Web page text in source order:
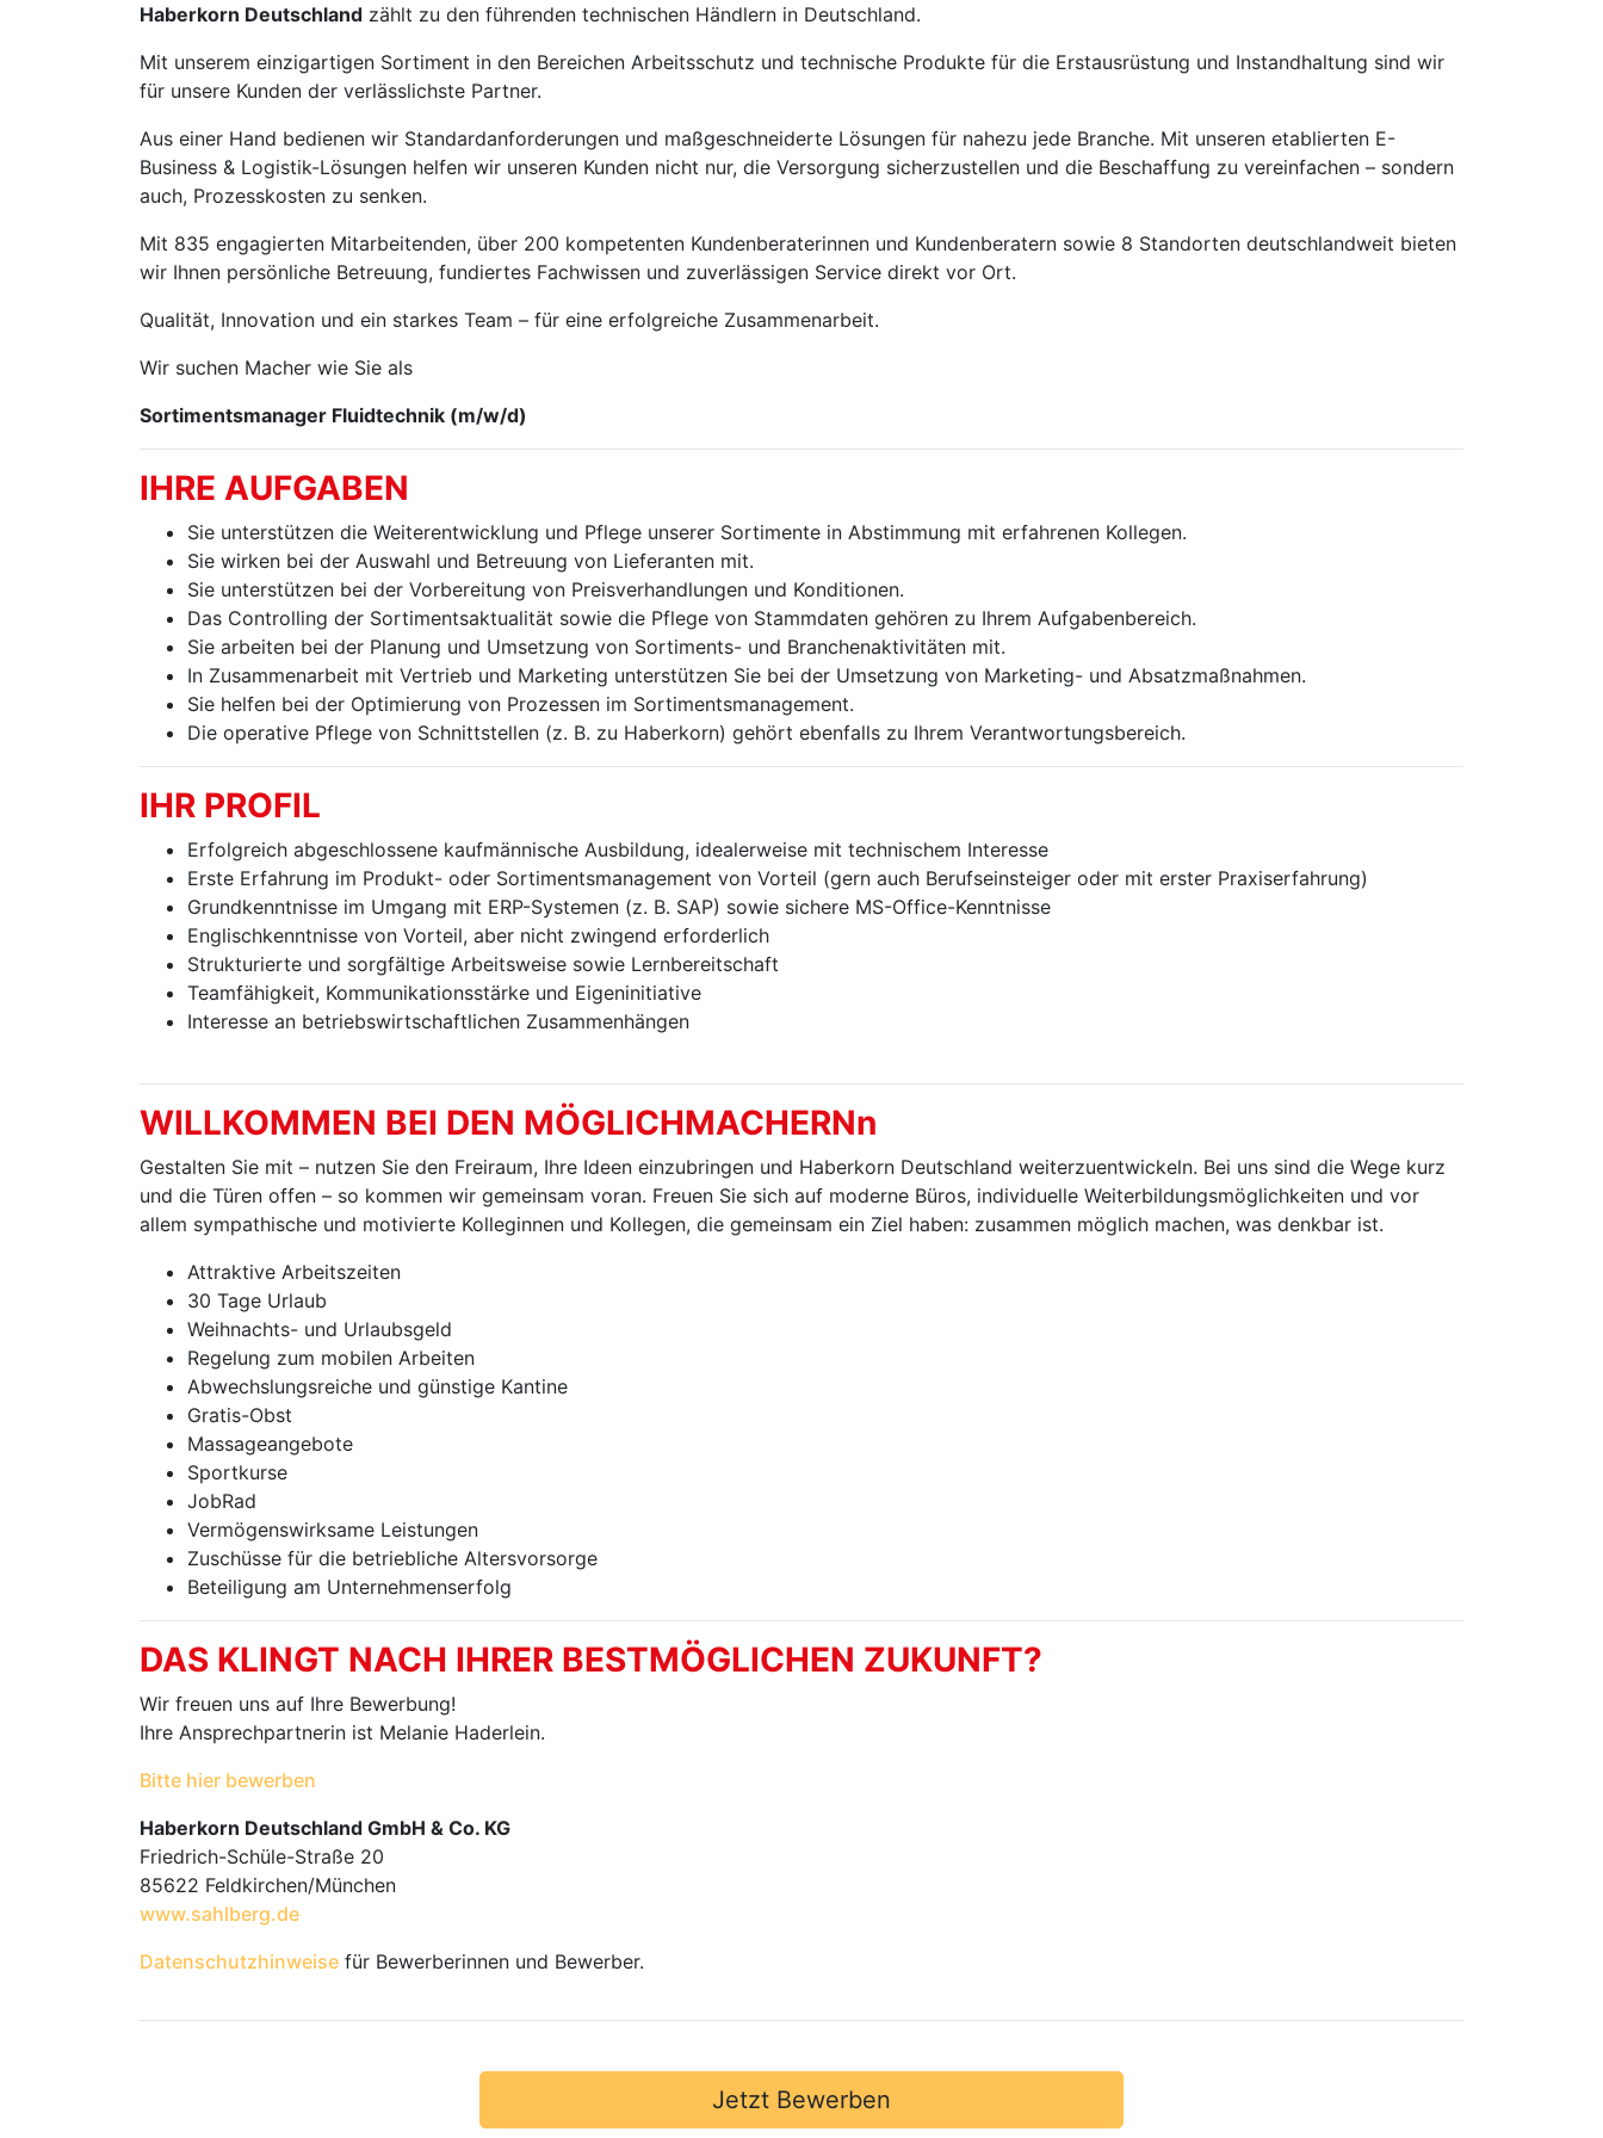
Haberkorn Deutschland zählt zu den führenden technischen Händlern in Deutschland.
Mit unserem einzigartigen Sortiment in den Bereichen Arbeitsschutz und technische Produkte für die Erstausrüstung und Instandhaltung sind wir
für unsere Kunden der verlässlichste Partner.
Aus einer Hand bedienen wir Standardanforderungen und maßgeschneiderte Lösungen für nahezu jede Branche. Mit unseren etablierten E-
Business & Logistik-Lösungen helfen wir unseren Kunden nicht nur, die Versorgung sicherzustellen und die Beschaffung zu vereinfachen – sondern
auch, Prozesskosten zu senken.
Mit 835 engagierten Mitarbeitenden, über 200 kompetenten Kundenberaterinnen und Kundenberatern sowie 8 Standorten deutschlandweit bieten
wir Ihnen persönliche Betreuung, fundiertes Fachwissen und zuverlässigen Service direkt vor Ort.
Qualität, Innovation und ein starkes Team – für eine erfolgreiche Zusammenarbeit.
Wir suchen Macher wie Sie als
Sortimentsmanager Fluidtechnik (m/w/d)
IHRE AUFGABEN
Sie unterstützen die Weiterentwicklung und Pflege unserer Sortimente in Abstimmung mit erfahrenen Kollegen.
Sie wirken bei der Auswahl und Betreuung von Lieferanten mit.
Sie unterstützen bei der Vorbereitung von Preisverhandlungen und Konditionen.
Das Controlling der Sortimentsaktualität sowie die Pflege von Stammdaten gehören zu Ihrem Aufgabenbereich.
Sie arbeiten bei der Planung und Umsetzung von Sortiments- und Branchenaktivitäten mit.
In Zusammenarbeit mit Vertrieb und Marketing unterstützen Sie bei der Umsetzung von Marketing- und Absatzmaßnahmen.
Sie helfen bei der Optimierung von Prozessen im Sortimentsmanagement.
Die operative Pflege von Schnittstellen (z. B. zu Haberkorn) gehört ebenfalls zu Ihrem Verantwortungsbereich.
IHR PROFIL
Erfolgreich abgeschlossene kaufmännische Ausbildung, idealerweise mit technischem Interesse
Erste Erfahrung im Produkt- oder Sortiments­manage­ment von Vorteil (gern auch Berufseinsteiger oder mit erster Praxiserfahrung)
Grundkenntnisse im Umgang mit ERP-Systemen (z. B. SAP) sowie sichere MS-Office-Kenntnisse
Englischkenntnisse von Vorteil, aber nicht zwingend erforderlich
Strukturierte und sorgfältige Arbeitsweise sowie Lernbereitschaft
Teamfähigkeit, Kommunikationsstärke und Eigeninitiative
Interesse an betriebswirtschaftlichen Zusammenhängen
WILLKOMMEN BEI DEN MÖGLICHMACHERNn
Gestalten Sie mit – nutzen Sie den Freiraum, Ihre Ideen einzubringen und Haberkorn Deutschland weiterzuentwickeln. Bei uns sind die Wege kurz
und die Türen offen – so kommen wir gemeinsam voran. Freuen Sie sich auf moderne Büros, individuelle Weiterbildungsmöglichkeiten und vor
allem sympathische und motivierte Kolleginnen und Kollegen, die gemeinsam ein Ziel haben: zusammen möglich machen, was denkbar ist.
Attraktive Arbeitszeiten
30 Tage Urlaub
Weihnachts- und Urlaubsgeld
Regelung zum mobilen Arbeiten
Abwechslungsreiche und günstige Kantine
Gratis-Obst
Massageangebote
Sportkurse
JobRad
Vermögenswirksame Leistungen
Zuschüsse für die betriebliche Altersvorsorge
Beteiligung am Unternehmenserfolg
DAS KLINGT NACH IHRER BESTMÖGLICHEN ZUKUNFT?
Wir freuen uns auf Ihre Bewerbung!
Ihre Ansprechpartnerin ist Melanie Haderlein.
Bitte hier bewerben
Haberkorn Deutschland GmbH & Co. KG
Friedrich-Schüle-Straße 20
85622 Feldkirchen/München
www.sahlberg.de
Datenschutzhinweise für Bewerberinnen und Bewerber.
Jetzt Bewerben